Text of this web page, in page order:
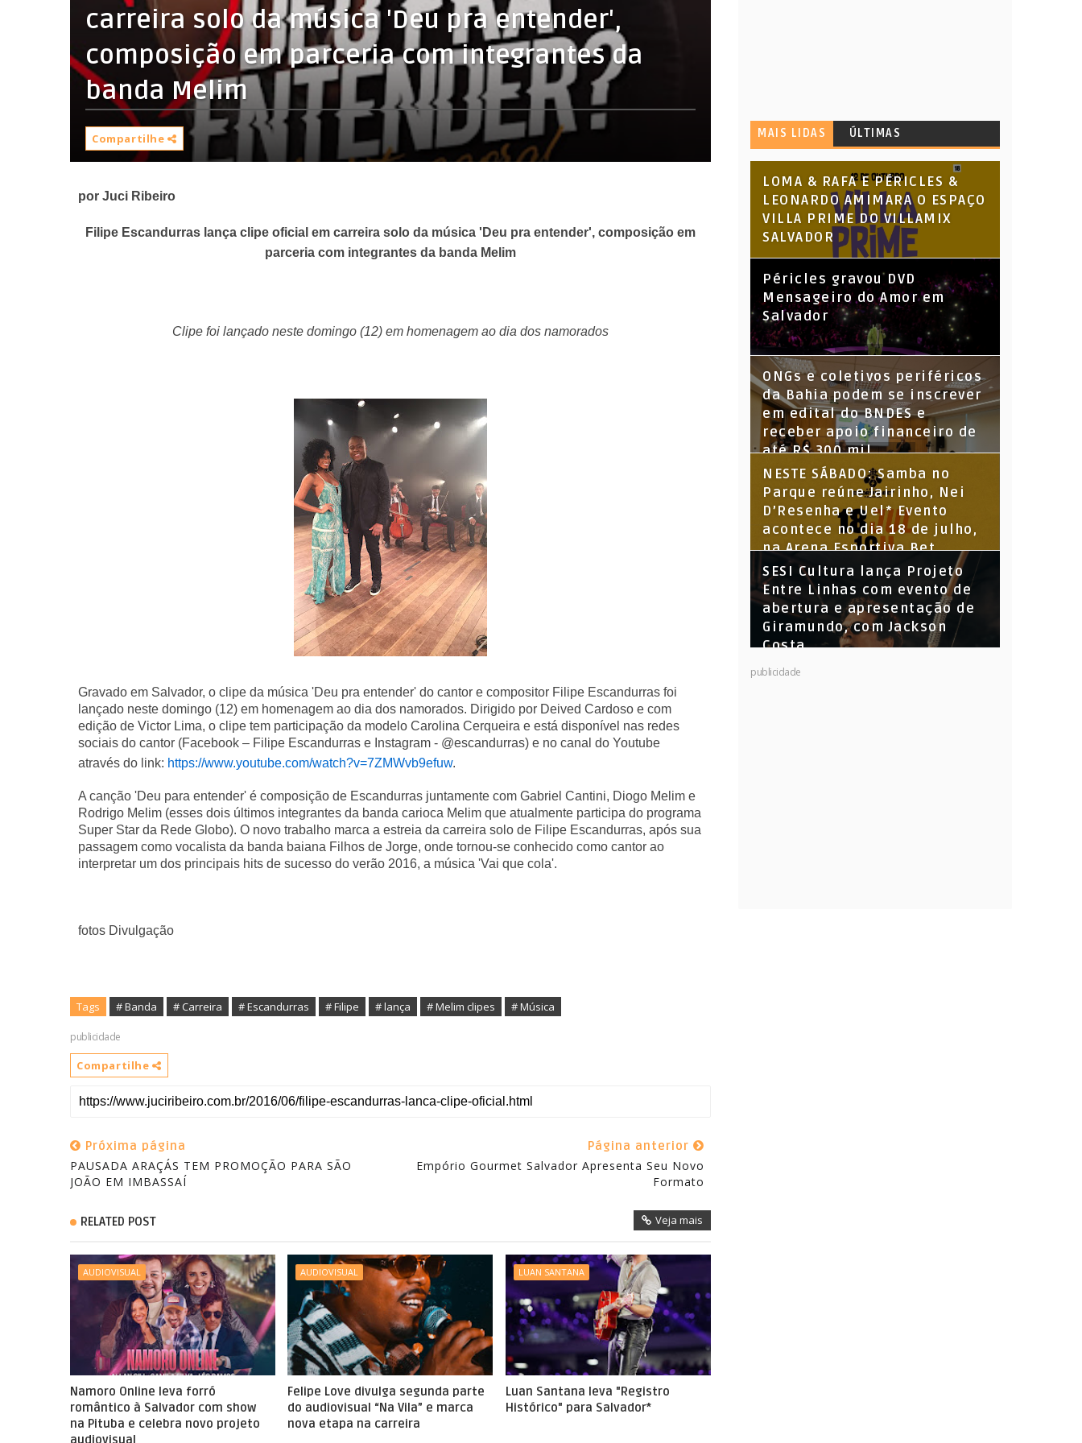
carreira solo da música 'Deu pra entender',
composição em parceria com integrantes da
Compartilhe
por Juci Ribeiro
Filipe Escandurras lança clipe oficial em carreira solo da música 'Deu pra entender', composição em
parceria com integrantes da banda Melim
Clipe foi lançado neste domingo (12) em homenagem ao dia dos namorados
Gravado em Salvador, o clipe da música 'Deu pra entender' do cantor e compositor Filipe Escandurras foi
lançado neste domingo (12) em homenagem ao dia dos namorados. Dirigido por Deived Cardoso e com
edição de Victor Lima, o clipe tem participação da modelo Carolina Cerqueira e está disponível nas redes
sociais do cantor (Facebook – Filipe Escandurras e Instagram - @escandurras) e no canal do Youtube
através do link: https://www.youtube.com/watch?v=7ZMWvb9efuw.
A canção 'Deu para entender' é composição de Escandurras juntamente com Gabriel Cantini, Diogo Melim e
Rodrigo Melim (esses dois últimos integrantes da banda carioca Melim que atualmente participa do programa
Super Star da Rede Globo). O novo trabalho marca a estreia da carreira solo de Filipe Escandurras, após sua
passagem como vocalista da banda baiana Filhos de Jorge, onde tornou-se conhecido como cantor ao
interpretar um dos principais hits de sucesso do verão 2016, a música 'Vai que cola'.
fotos Divulgação
Tags # Banda # Carreira # Escandurras # Filipe # lança # Melim clipes # ‏Música
publicidade
Compartilhe
Próxima página
PAUSADA ARAÇÁS TEM PROMOÇÃO PARA SÃO
Página anterior
Empório Gourmet Salvador Apresenta Seu Novo
Formato
RELATED POST Veja mais
AUDIOVISUAL
Namoro Online leva forró
romântico à Salvador com show
na Pituba e celebra novo projeto
audiovisual
AUDIOVISUAL
Felipe Love divulga segunda parte
do audiovisual “Na Vila” e marca
nova etapa na carreira
LUAN ‏SANTANA
Luan Santana leva "Registro
Histórico" para Salvador*
MAIS LIDAS ÚLTIMAS
LOMA & RAFA E PÉRICLES &
LEONARDO AMIMARA O ESPAÇO
VILLA PRIME DO VILLAMIX
SALVADOR
Péricles gravou DVD
Mensageiro do Amor em
Salvador
ONGs e coletivos periféricos
da Bahia podem se inscrever
em edital do BNDES e
receber apoio financeiro de
até R$ 300 mil
NESTE SÁBADO: Samba no
Parque reúne Jairinho, Nei
D’Resenha e Uel* Evento
acontece no dia 18 de julho,
na Arena Esportiva Bet
Parque Santiago
SESI Cultura lança Projeto
Entre Linhas com evento de
abertura e apresentação de
Giramundo, com Jackson
Costa
publicidade